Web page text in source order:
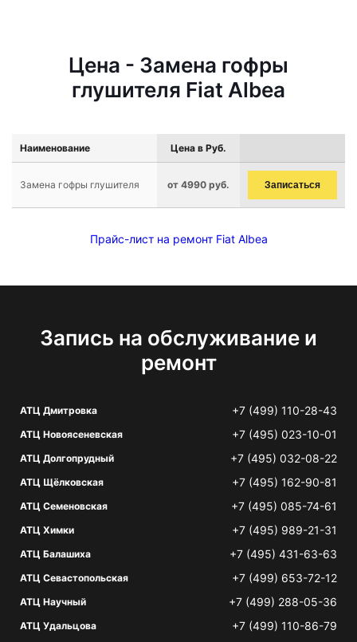
Цена - Замена гофры
глушителя Fiat Albea
Наименование Цена в Руб.
Замена гофры глушителя от 4990 руб. Записаться
Прайс-лист на ремонт Fiat Albea
Запись на обслуживание и
ремонт
АТЦ Дмитровка +7 (499) 110-28-43
АТЦ Новоясеневская +7 (495) 023-10-01
АТЦ Долгопрудный +7 (495) 032-08-22
АТЦ Щёлковская +7 (495) 162-90-81
АТЦ Семеновская +7 (495) 085-74-61
АТЦ Химки +7 (495) 989-21-31
АТЦ Балашиха +7 (495) 431-63-63
АТЦ Севастопольская +7 (499) 653-72-12
АТЦ Научный +7 (499) 288-05-36
АТЦ Удальцова +7 (499) 110-86-79